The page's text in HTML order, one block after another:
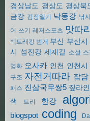
경상남도 경상도 경상북
금강 김장일기 낙동강 낚시
어 쓰기 레저스포츠 맛따
백트래킹 번개 부산 부산시
시
섬진강 세재길 소설
영화 오사카 인천 인천시
구조 자전거따라 잡담
패스 진삼국무쌍5 짚라인
색
트리 한강
blogspot coding